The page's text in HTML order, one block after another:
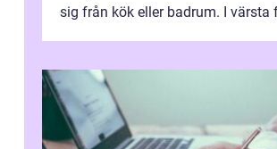
sig från kök eller badrum. I värsta